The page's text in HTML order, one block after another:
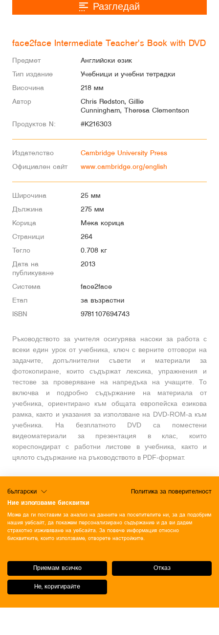
Разгледай
face2face Intermediate Teacher's Book with DVD
Предмет Английски език
Тип издание Учебници и учебни тетрадки
Височина 218 мм
Автор
Chris Redston, Gillie
Cunningham, Theresa Clementson
Продуктов N: #K216303
Издателство Cambridge University Press
Официален сайт www.cambridge.org/english
Широчина 25 мм
Дължина 275 мм
Корица Мека корица
Страници 264
Тегло 0.708 кг
Дата на
публикуване
2013
Система face2face
Етап за възрастни
ISBN 9781107694743
Ръководството за учителя осигурява насоки за работа с
всеки един урок от учебника, ключ с верните отговори на
задачите, допълнителни съвети и материали за
фотокопиране, които съдържат лексика, упражнения и
тестове за проверяване на напредъка на учащите. То
включва и подробно съдържание на материала от
учебника, ориентирано към общата европейска езикова
рамка, както и указания за използване на DVD-ROM-а към
учебника. На безплатното DVD са поместени
видеоматериали за презентация в клас, които
кореспондират с работни листове в учебника, както и
цялото съдържание на ръководството в PDF-формат.
ОБЩИ УСЛОВИЯ
български Политика за поверителност
Ние използваме бисквитки
Може да ги поставим за анализ на данните на посетителите ни, за да подобрим
нашия уебсайт, да покажем персонализирано съдържание и да ви дадем
страхотно изживяване на уебсайта. За повече информация относно
бисквитките, които използваме, отворете настройките.
Приемам всичко Отказ
Не, коригирайте